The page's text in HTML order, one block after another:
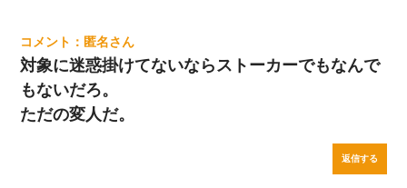
匿名
対象に迷惑掛けてないならストーカーでもなんで
もないだろ。
ただの変人だ。
返信する